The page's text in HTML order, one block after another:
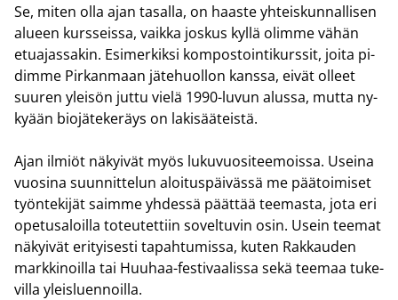
Se, miten olla ajan ta­sal­la, on haas­te yh­teis­kun­nal­li­sen
alu­een kurs­seis­sa, vaik­ka jos­kus kyllä olim­me vähän
etua­jas­sa­kin. Esi­mer­kik­si kom­pos­toin­ti­kurs­sit, joita pi­
dim­me Pir­kan­maan jä­te­huol­lon kans­sa, eivät ol­leet
suu­ren ylei­sön juttu vielä 1990-​luvun alus­sa, mutta ny­
ky­ään bio­jä­te­ke­räys on la­ki­sää­teis­tä.
Ajan il­miöt nä­kyi­vät myös lu­ku­vuo­si­tee­mois­sa. Usei­na
vuo­si­na suun­nit­te­lun aloi­tus­päi­väs­sä me pää­toi­mi­set
työn­te­ki­jät saim­me yh­des­sä päät­tää tee­mas­ta, jota eri
ope­tus­aloil­la to­teu­tet­tiin so­vel­tu­vin osin. Usein tee­mat
nä­kyi­vät eri­tyi­ses­ti ta­pah­tu­mis­sa, kuten Rak­kau­den
mark­ki­noil­la tai Huuhaa-​festivaalissa sekä tee­maa tu­ke­
vil­la yleis­luen­noil­la.